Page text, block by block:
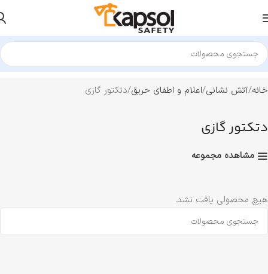
خانه آتش نشانی اعلام و اطفای حریق دتکتور گازی
دتکتور گازی
مشاهده مجموعه
هیچ محصولی یافت نشد.